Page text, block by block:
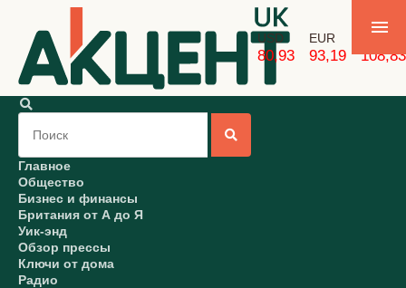
USD
80,93
EUR
93,19 108,83
Главное
Общество
Бизнес и финансы
Британия от А до Я
Уик-энд
Обзор прессы
Ключи от дома
Радио